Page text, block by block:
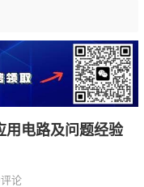
用电路及问题经验
评论